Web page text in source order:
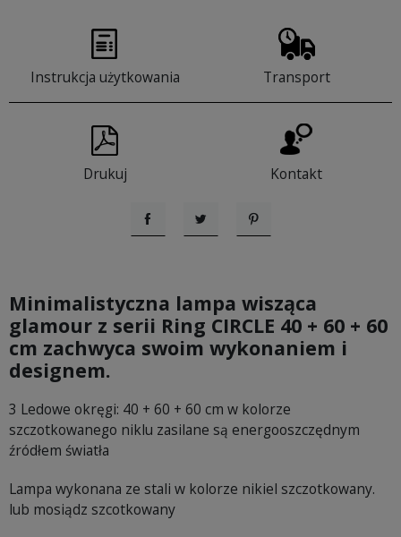
Instrukcja użytkowania Transport
Drukuj Kontakt
UdostępnijTweetujPinterest
Minimalistyczna lampa wisząca
glamour z serii Ring CIRCLE 40 + 60 + 60
cm zachwyca swoim wykonaniem i
designem.
3 Ledowe okręgi: 40 + 60 + 60 cm w kolorze
szczotkowanego niklu zasilane są energooszczędnym
źródłem światła
Lampa wykonana ze stali w kolorze nikiel szczotkowany.
lub mosiądz szcotkowany